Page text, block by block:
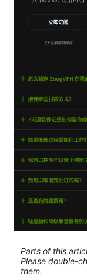
Parts of this
Please double-
them.